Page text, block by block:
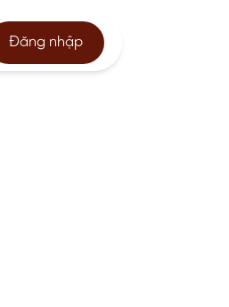
Đăng nhập